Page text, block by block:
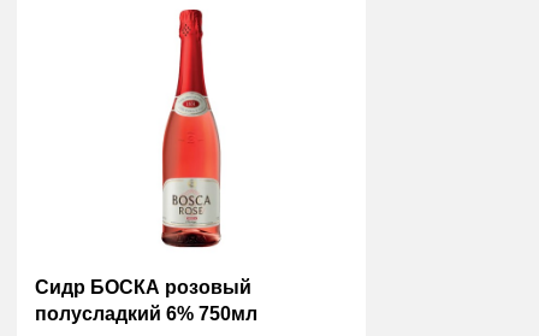
Сидр БОСКА розовый
полусладкий 6% 750мл